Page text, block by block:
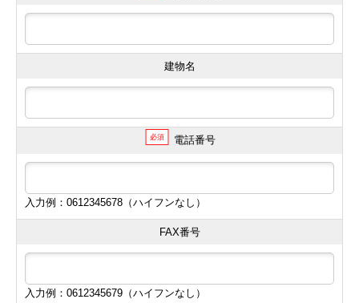
建物名
必須 電話番号
入力例：0612345678（ハイフンなし）
FAX番号
入力例：0612345679（ハイフンなし）